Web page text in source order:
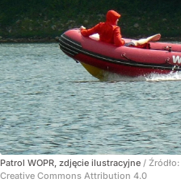
Patrol WOPR, zdjęcie ilustracyjne / Źródło:
Creative Commons Attribution 4.0